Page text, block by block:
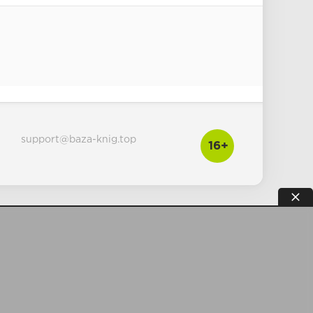
16+
support@baza-knig.top